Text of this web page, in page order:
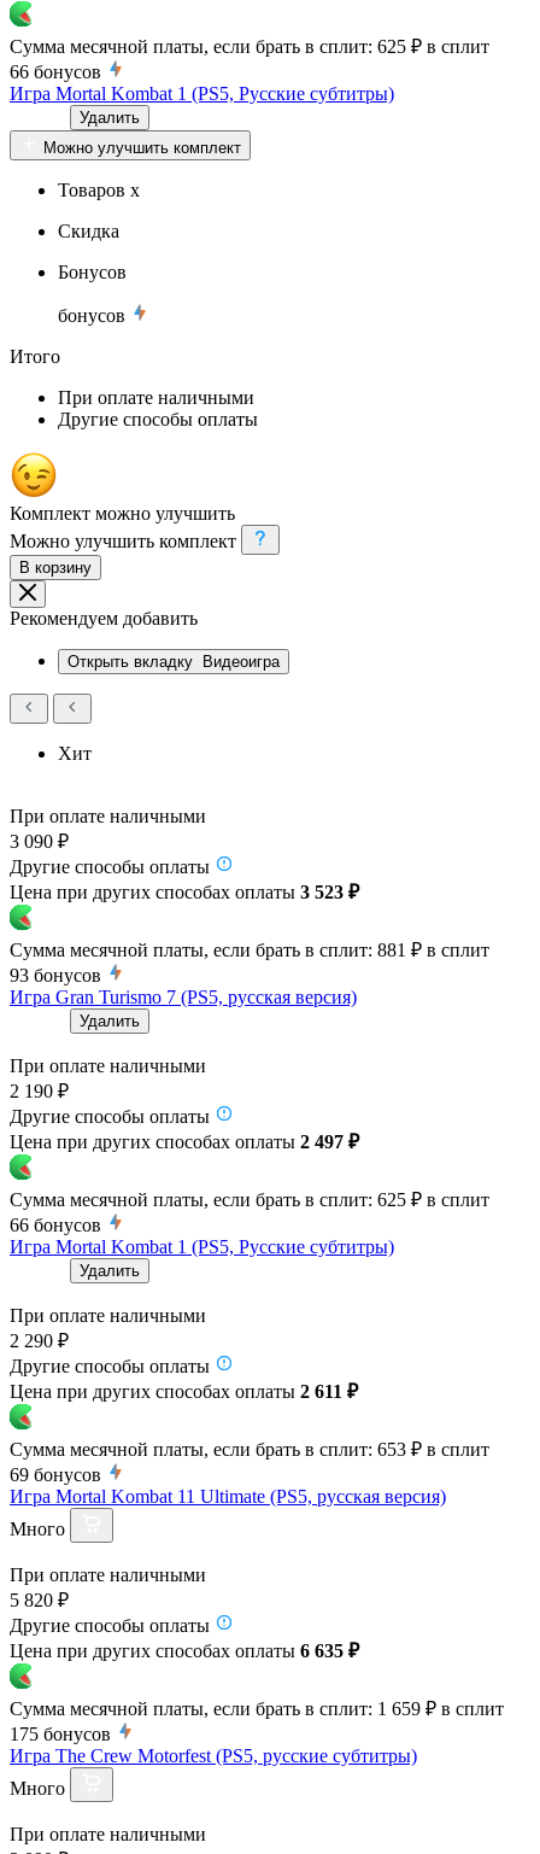
Сумма месячной платы, если брать в сплит: 625 ₽ в сплит
66 бонусов
Игра Mortal Kombat 1 (PS5, Русские субтитры)
Удалить
Можно улучшить комплект
Товаров x
Скидка
Бонусов
бонусов
Итого
При оплате наличными
Другие способы оплаты
Комплект можно улучшить
Можно улучшить комплект
В корзину
Рекомендуем добавить
Открыть вкладку Видеоигра
Хит
При оплате наличными
3 090 ₽
Другие способы оплаты
Цена при других способах оплаты 3 523 ₽
Сумма месячной платы, если брать в сплит: 881 ₽ в сплит
93 бонусов
Игра Gran Turismo 7 (PS5, русская версия)
Удалить
При оплате наличными
2 190 ₽
Другие способы оплаты
Цена при других способах оплаты 2 497 ₽
Сумма месячной платы, если брать в сплит: 625 ₽ в сплит
66 бонусов
Игра Mortal Kombat 1 (PS5, Русские субтитры)
Удалить
При оплате наличными
2 290 ₽
Другие способы оплаты
Цена при других способах оплаты 2 611 ₽
Сумма месячной платы, если брать в сплит: 653 ₽ в сплит
69 бонусов
Игра Mortal Kombat 11 Ultimate (PS5, русская версия)
Много
При оплате наличными
5 820 ₽
Другие способы оплаты
Цена при других способах оплаты 6 635 ₽
Сумма месячной платы, если брать в сплит: 1 659 ₽ в сплит
175 бонусов
Игра The Crew Motorfest (PS5, русские субтитры)
Много
При оплате наличными